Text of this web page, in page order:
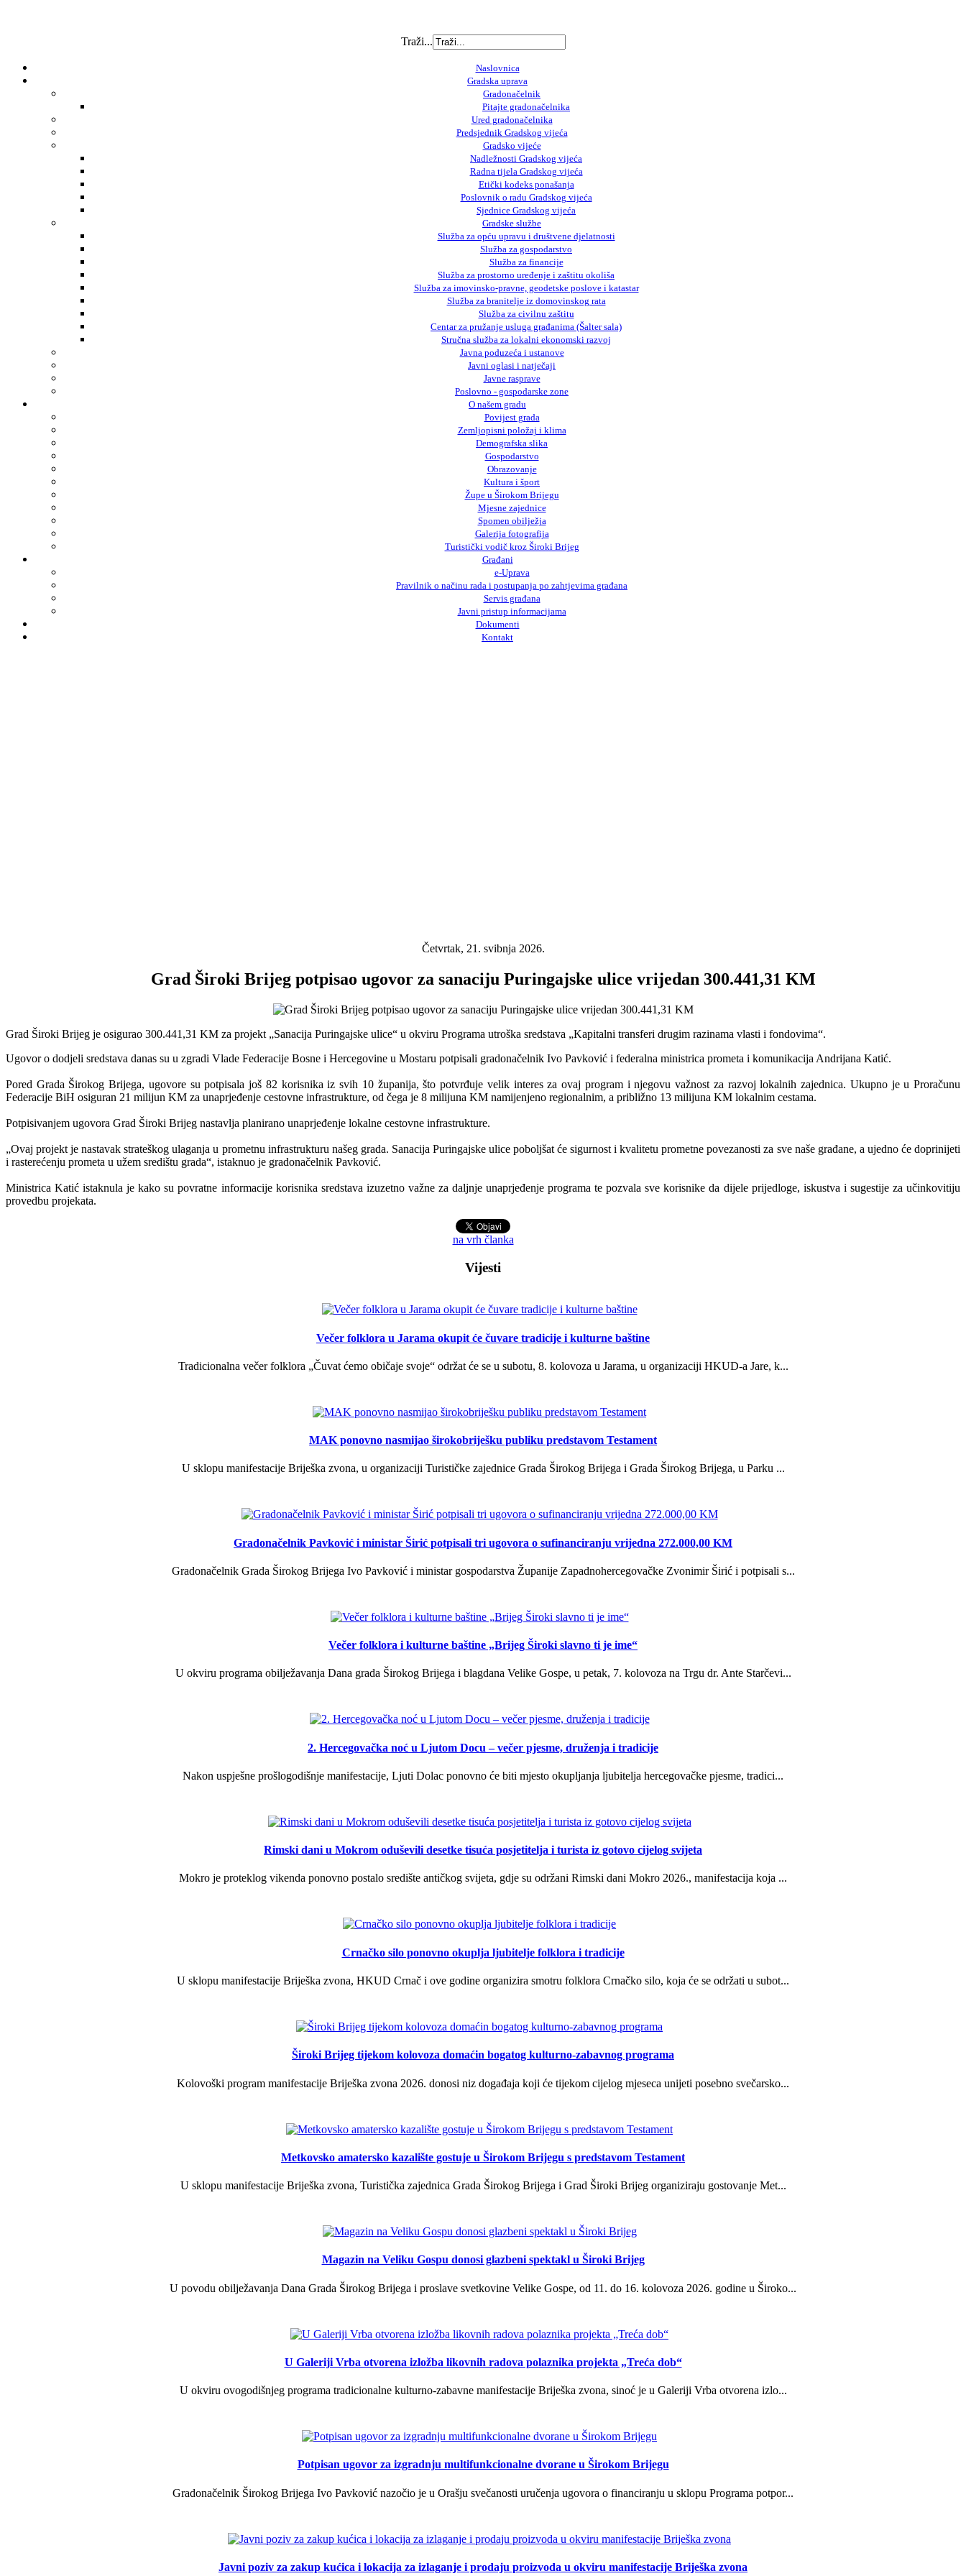
Traži...
Naslovnica
Gradska uprava
Gradonačelnik
Pitajte gradonačelnika
Ured gradonačelnika
Predsjednik Gradskog vijeća
Gradsko vijeće
Nadležnosti Gradskog vijeća
Radna tijela Gradskog vijeća
Etički kodeks ponašanja
Poslovnik o radu Gradskog vijeća
Sjednice Gradskog vijeća
Gradske službe
Služba za opću upravu i društvene djelatnosti
Služba za gospodarstvo
Služba za financije
Služba za prostorno uređenje i zaštitu okoliša
Služba za imovinsko-pravne, geodetske poslove i katastar
Služba za branitelje iz domovinskog rata
Služba za civilnu zaštitu
Centar za pružanje usluga građanima (Šalter sala)
Stručna služba za lokalni ekonomski razvoj
Javna poduzeća i ustanove
Javni oglasi i natječaji
Javne rasprave
Poslovno - gospodarske zone
O našem gradu
Povijest grada
Zemljopisni položaj i klima
Demografska slika
Gospodarstvo
Obrazovanje
Kultura i šport
Župe u Širokom Brijegu
Mjesne zajednice
Spomen obilježja
Galerija fotografija
Turistički vodič kroz Široki Brijeg
Građani
e-Uprava
Pravilnik o načinu rada i postupanja po zahtjevima građana
Servis građana
Javni pristup informacijama
Dokumenti
Kontakt
Četvrtak, 21. svibnja 2026.
Grad Široki Brijeg potpisao ugovor za sanaciju Puringajske ulice vrijedan 300.441,31 KM
Grad Široki Brijeg je osigurao 300.441,31 KM za projekt „Sanacija Puringajske ulice“ u okviru Programa utroška sredstava „Kapitalni transferi drugim razinama vlasti i fondovima“.
Ugovor o dodjeli sredstava danas su u zgradi Vlade Federacije Bosne i Hercegovine u Mostaru potpisali gradonačelnik Ivo Pavković i federalna ministrica prometa i komunikacija Andrijana Katić.
Pored Grada Širokog Brijega, ugovore su potpisala još 82 korisnika iz svih 10 županija, što potvrđuje velik interes za ovaj program i njegovu važnost za razvoj lokalnih zajednica. Ukupno je u Proračunu
Federacije BiH osiguran 21 milijun KM za unaprjeđenje cestovne infrastrukture, od čega je 8 milijuna KM namijenjeno regionalnim, a približno 13 milijuna KM lokalnim cestama.
Potpisivanjem ugovora Grad Široki Brijeg nastavlja planirano unaprjeđenje lokalne cestovne infrastrukture.
„Ovaj projekt je nastavak strateškog ulaganja u prometnu infrastrukturu našeg grada. Sanacija Puringajske ulice poboljšat će sigurnost i kvalitetu prometne povezanosti za sve naše građane, a ujedno će doprinijeti
i rasterećenju prometa u užem središtu grada“, istaknuo je gradonačelnik Pavković.
Ministrica Katić istaknula je kako su povratne informacije korisnika sredstava izuzetno važne za daljnje unaprjeđenje programa te pozvala sve korisnike da dijele prijedloge, iskustva i sugestije za učinkovitiju
provedbu projekata.
na vrh članka
Vijesti
Večer folklora u Jarama okupit će čuvare tradicije i kulturne baštine
Tradicionalna večer folklora „Čuvat ćemo običaje svoje“ održat će se u subotu, 8. kolovoza u Jarama, u organizaciji HKUD-a Jare, k...
MAK ponovno nasmijao širokobriješku publiku predstavom Testament
U sklopu manifestacije Briješka zvona, u organizaciji Turističke zajednice Grada Širokog Brijega i Grada Širokog Brijega, u Parku ...
Gradonačelnik Pavković i ministar Širić potpisali tri ugovora o sufinanciranju vrijedna 272.000,00 KM
Gradonačelnik Grada Širokog Brijega Ivo Pavković i ministar gospodarstva Županije Zapadnohercegovačke Zvonimir Širić i potpisali s...
Večer folklora i kulturne baštine „Brijeg Široki slavno ti je ime“
U okviru programa obilježavanja Dana grada Širokog Brijega i blagdana Velike Gospe, u petak, 7. kolovoza na Trgu dr. Ante Starčevi...
2. Hercegovačka noć u Ljutom Docu – večer pjesme, druženja i tradicije
Nakon uspješne prošlogodišnje manifestacije, Ljuti Dolac ponovno će biti mjesto okupljanja ljubitelja hercegovačke pjesme, tradici...
Rimski dani u Mokrom oduševili desetke tisuća posjetitelja i turista iz gotovo cijelog svijeta
Mokro je proteklog vikenda ponovno postalo središte antičkog svijeta, gdje su održani Rimski dani Mokro 2026., manifestacija koja ...
Crnačko silo ponovno okuplja ljubitelje folklora i tradicije
U sklopu manifestacije Briješka zvona, HKUD Crnač i ove godine organizira smotru folklora Crnačko silo, koja će se održati u subot...
Široki Brijeg tijekom kolovoza domaćin bogatog kulturno-zabavnog programa
Kolovoški program manifestacije Briješka zvona 2026. donosi niz događaja koji će tijekom cijelog mjeseca unijeti posebno svečarsko...
Metkovsko amatersko kazalište gostuje u Širokom Brijegu s predstavom Testament
U sklopu manifestacije Briješka zvona, Turistička zajednica Grada Širokog Brijega i Grad Široki Brijeg organiziraju gostovanje Met...
Magazin na Veliku Gospu donosi glazbeni spektakl u Široki Brijeg
U povodu obilježavanja Dana Grada Širokog Brijega i proslave svetkovine Velike Gospe, od 11. do 16. kolovoza 2026. godine u Široko...
U Galeriji Vrba otvorena izložba likovnih radova polaznika projekta „Treća dob“
U okviru ovogodišnjeg programa tradicionalne kulturno-zabavne manifestacije Briješka zvona, sinoć je u Galeriji Vrba otvorena izlo...
Potpisan ugovor za izgradnju multifunkcionalne dvorane u Širokom Brijegu
Gradonačelnik Širokog Brijega Ivo Pavković nazočio je u Orašju svečanosti uručenja ugovora o financiranju u sklopu Programa potpor...
Javni poziv za zakup kućica i lokacija za izlaganje i prodaju proizvoda u okviru manifestacije Briješka zvona